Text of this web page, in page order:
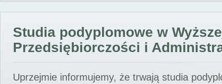
Studia podyplomowe w
Przedsiębiorczości i
Uprzejmie informujemy, że trwają studia